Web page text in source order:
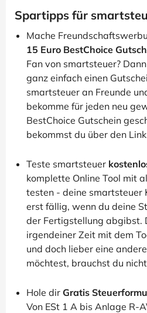
Spartipps für
Mache
15 Euro BestChoice
Fan von smartsteuer?
ganz einfach einen
smartsteuer an Freunde
bekomme für jeden neu
BestChoice Gutschein
bekommst du über den
Teste smartsteuer
komplette Online Tool mit
testen - deine smartsteuer
erst fällig, wenn du deine
der Fertigstellung abgibst.
irgendeiner Zeit mit dem
und doch lieber eine
möchtest, brauchst du
Hole dir Gratis
Von ESt 1 A bis Anlage R-